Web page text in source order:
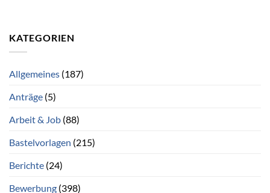
KATEGORIEN
Allgemeines (187)
Anträge (5)
Arbeit & Job (88)
Bastelvorlagen (215)
Berichte (24)
Bewerbung (398)